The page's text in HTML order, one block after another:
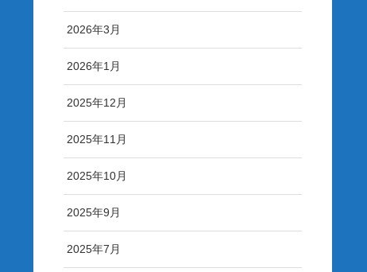
2026年3月
2026年1月
2025年12月
2025年11月
2025年10月
2025年9月
2025年7月